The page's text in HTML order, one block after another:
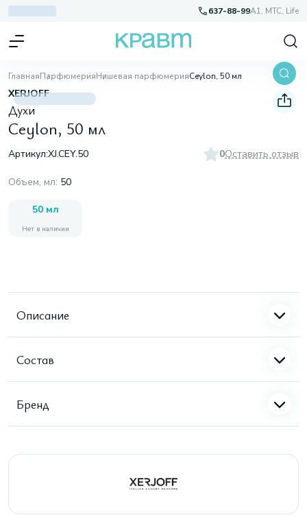
637-88-99A1, МТС, Life
ГлавнаяПарфюмерияНишевая парфюмерияCeylon, 50 мл
XERJOFF
Духи
Ceylon, 50 мл
Артикул:XJ.CEY.50 0Оставить отзыв
Объем, мл: 50
50 мл
Нет в наличии
Описание
Состав
Бренд